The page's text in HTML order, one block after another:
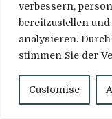
verbessern,
bereitzustellen
analysieren.
stimmen Sie der
Customise